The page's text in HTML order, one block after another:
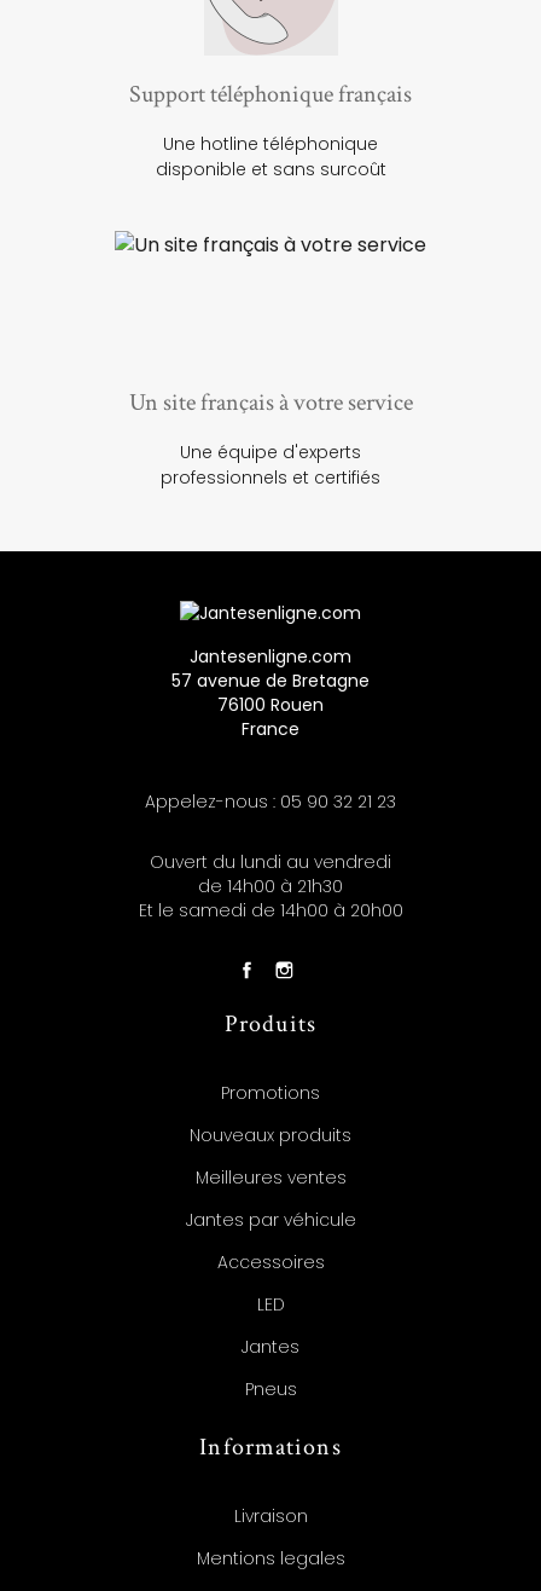
Support téléphonique français
Une hotline téléphonique
disponible et sans surcoût
Un site français à votre service
Une équipe d'experts
professionnels et certifiés
Jantesenligne.com
57 avenue de Bretagne
76100 Rouen
France
Appelez-nous : 05 90 32 21 23
Ouvert du lundi au vendredi
de 14h00 à 21h30
Et le samedi de 14h00 à 20h00
Produits
Promotions
Nouveaux produits
Meilleures ventes
Jantes par véhicule
Accessoires
LED
Jantes
Pneus
Informations
Livraison
Mentions legales